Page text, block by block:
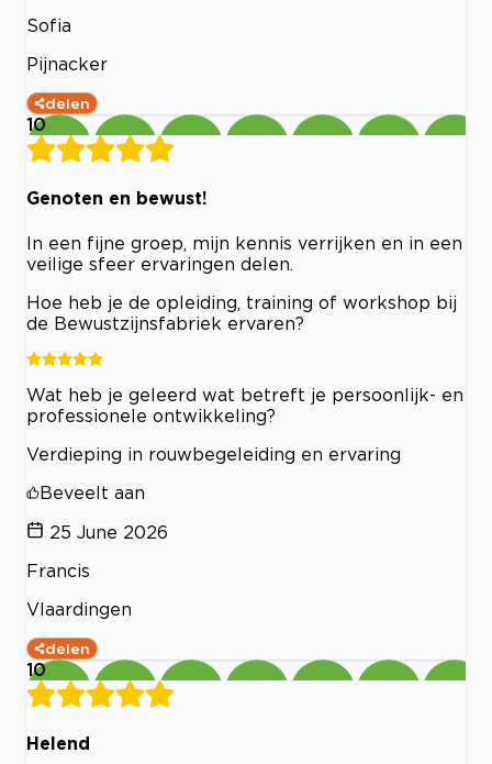
Sofia
Pijnacker
delen
10
Genoten en bewust!
In een fijne groep, mijn kennis verrijken en in een
veilige sfeer ervaringen delen.
Hoe heb je de opleiding, training of workshop bij
de Bewustzijnsfabriek ervaren?
Wat heb je geleerd wat betreft je persoonlijk- en
professionele ontwikkeling?
Verdieping in rouwbegeleiding en ervaring
Beveelt aan
25 June 2026
Francis
Vlaardingen
delen
10
Helend